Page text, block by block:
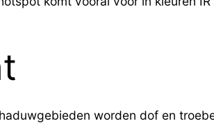
worden dof en